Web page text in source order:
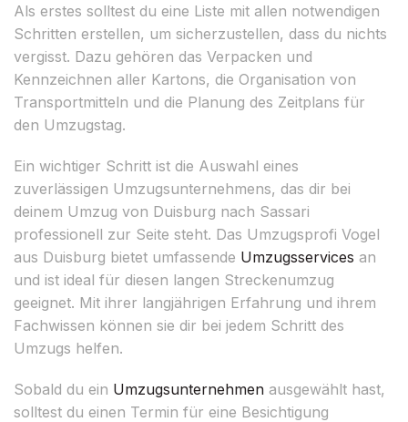
Als erstes solltest du eine Liste mit allen notwendigen
Schritten erstellen, um sicherzustellen, dass du nichts
vergisst. Dazu gehören das Verpacken und
Kennzeichnen aller Kartons, die Organisation von
Transportmitteln und die Planung des Zeitplans für
den Umzugstag.
Ein wichtiger Schritt ist die Auswahl eines
zuverlässigen Umzugsunternehmens, das dir bei
deinem Umzug von Duisburg nach Sassari
professionell zur Seite steht. Das Umzugsprofi Vogel
aus Duisburg bietet umfassende Umzugsservices an
und ist ideal für diesen langen Streckenumzug
geeignet. Mit ihrer langjährigen Erfahrung und ihrem
Fachwissen können sie dir bei jedem Schritt des
Umzugs helfen.
Sobald du ein Umzugsunternehmen ausgewählt hast,
solltest du einen Termin für eine Besichtigung